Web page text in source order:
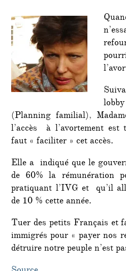
(Planning familial),
l’accès à l’avortement est
faut « faciliter » cet accès.
Elle a indiqué que le
de 60% la rémunération
pratiquant l’IVG et qu’il
de 10 % cette année.
Tuer des petits Français et
immigrés pour « payer nos
détruire notre peuple n’est